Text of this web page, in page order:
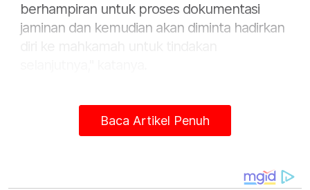
berhampiran untuk proses dokumentasi
jaminan dan kemudian akan diminta hadirkan
diri ke mahkamah untuk tindakan
Pelancaran Op Selamat 18/2022 sempena
Hari Raya Aidilfitri di Menara TM di sini pada
Sementara itu, Razarudin berkata, Op
Baca Artikel Penuh